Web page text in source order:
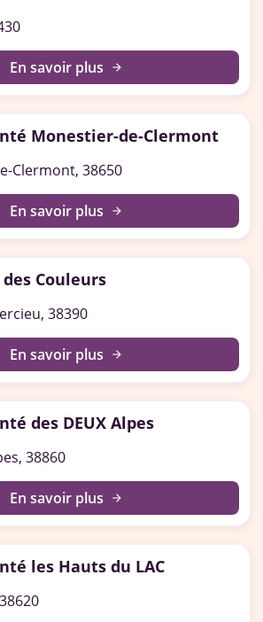
En savoir plus arrow_forward
Monestier-de-Clermont
Clermont, 38650
En savoir plus arrow_forward
des Couleurs
38390
En savoir plus arrow_forward
des DEUX Alpes
38860
En savoir plus arrow_forward
les Hauts du LAC